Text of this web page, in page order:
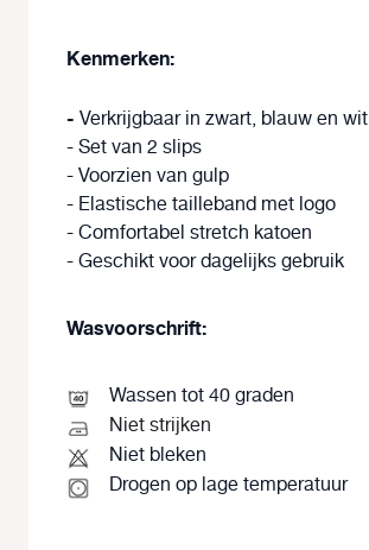
Kenmerken:
- Verkrijgbaar in zwart, blauw en wit
- Set van 2 slips
- Voorzien van gulp
- Elastische tailleband met logo
- Comfortabel stretch katoen
- Geschikt voor dagelijks gebruik
Wasvoorschrift:
Wassen tot 40 graden
Niet strijken
Niet bleken
Drogen op lage temperatuur